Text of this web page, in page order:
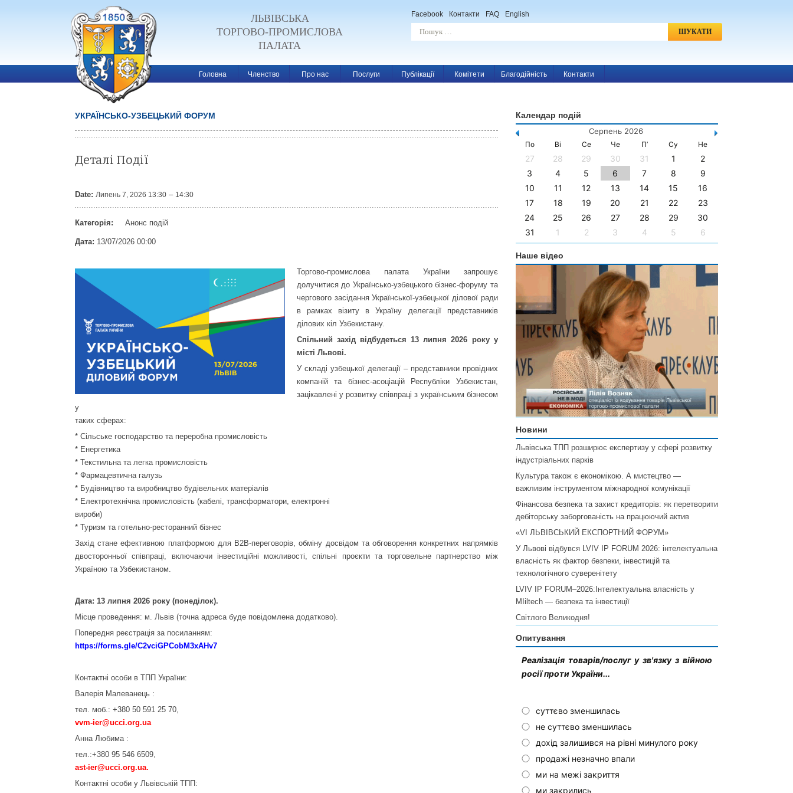
ЛЬВІВСЬКА
ТОРГОВО-ПРОМИСЛОВА
ПАЛАТА
Facebook Контакти FAQ English
Пошук:
Головна Членство Про нас Послуги Публікації Комітети Благодійність Контакти
УКРАЇНСЬКО-УЗБЕЦЬКИЙ ФОРУМ
Деталі Події
Date: Липень 7, 2026 13:30 – 14:30
Категорія: Анонс подій
Дата: 13/07/2026 00:00
Торгово-промислова палата України запрошує
долучитися до Українсько-узбецького бізнес-форуму та
чергового засідання Української-узбецької ділової ради
в рамках візиту в Україну делегації представників
ділових кіл Узбекистану.
Спільний захід відбудеться 13 липня 2026 року у
місті Львові.
У складі узбецької делегації – представники провідних
компаній та бізнес-асоціацій Республіки Узбекистан,
зацікавлені у розвитку співпраці з українським бізнесом
у
таких сферах:
* Сільське господарство та переробна промисловість
* Енергетика
* Текстильна та легка промисловість
* Фармацевтична галузь
* Будівництво та виробництво будівельних матеріалів
* Електротехнічна промисловість (кабелі, трансформатори, електронні
вироби)
* Туризм та готельно-ресторанний бізнес
Захід стане ефективною платформою для B2B-переговорів, обміну досвідом та обговорення конкретних напрямків
двосторонньої співпраці, включаючи інвестиційні можливості, спільні проєкти та торговельне партнерство між
Україною та Узбекистаном.
Дата: 13 липня 2026 року (понеділок).
Місце проведення: м. Львів (точна адреса буде повідомлена додатково).
Попередня реєстрація за посиланням:
https://forms.gle/C2vciGPCobM3xAHv7
Контактні особи в ТПП України:
Валерія Малеванець :
тел. моб.: +380 50 591 25 70,
vvm-ier@ucci.org.ua
Анна Любима :
тел.:+380 95 546 6509,
ast-ier@ucci.org.ua.
Контактні особи у Львівській ТПП:
Post navigation
Календар подій
Серпень 2026
По Ві Се Че П’ Су Не
27 28 29 30 31 1
2
3
4 5 6 7 8
9
10
11 12 13 14 15
16
17
18 19 20 21 22
23
24
25 26 27 28 29
30
31
1 2 3 4 5 6
Наше відео
Новини
Львівська ТПП розширює експертизу у сфері розвитку
індустріальних парків
Культура також є економікою. А мистецтво —
важливим інструментом міжнародної комунікації
Фінансова безпека та захист кредиторів: як перетворити
дебіторську заборгованість на працюючий актив
«VI ЛЬВІВСЬКИЙ ЕКСПОРТНИЙ ФОРУМ»
У Львові відбувся LVIV IP FORUM 2026: інтелектуальна
власність як фактор безпеки, інвестицій та
технологічного суверенітету
LVIV IP FORUM–2026:Інтелектуальна власність у
MIiltech — безпека та інвестиції
Світлого Великодня!
Опитування
Реалізація товарів/послуг у зв'язку з війною
росії проти України...
суттєво зменшилась
не суттєво зменшилась
дохід залишився на рівні минулого року
продажі незначно впали
ми на межі закриття
ми закрились